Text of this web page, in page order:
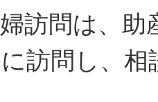
訪問は、助
訪問し、